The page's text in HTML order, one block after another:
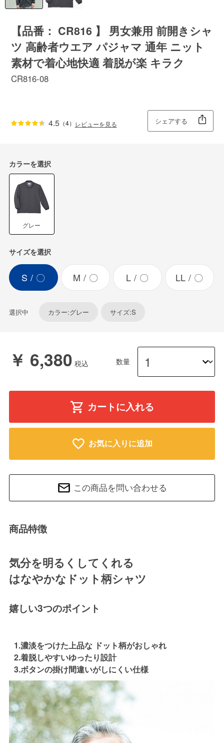
【品番： CR816 】 男女兼用 前開きシャ
ツ 高齢者ウエア パジャマ 通年 ニット
素材で着心地快適 着脱が楽 キラク
CR816-08
4.5（4） レビューを見る シェアする
カラーを選択
グレー
サイズを選択
S 〇 M 〇 L 〇 LL 〇
選択中 カラー:グレー サイズ:S
￥ 6,380 数量
カートに入れる
お気に入りに追加
この商品を問い合わせる
商品特徴
気分を明るくしてくれる
はなやかなドット柄シャツ
嬉しい3つのポイント
1.濃淡をつけた上品な ドット柄がおしゃれ
2.着脱しやすいゆったり設計
3.ボタンの掛け間違いがしにくい仕様